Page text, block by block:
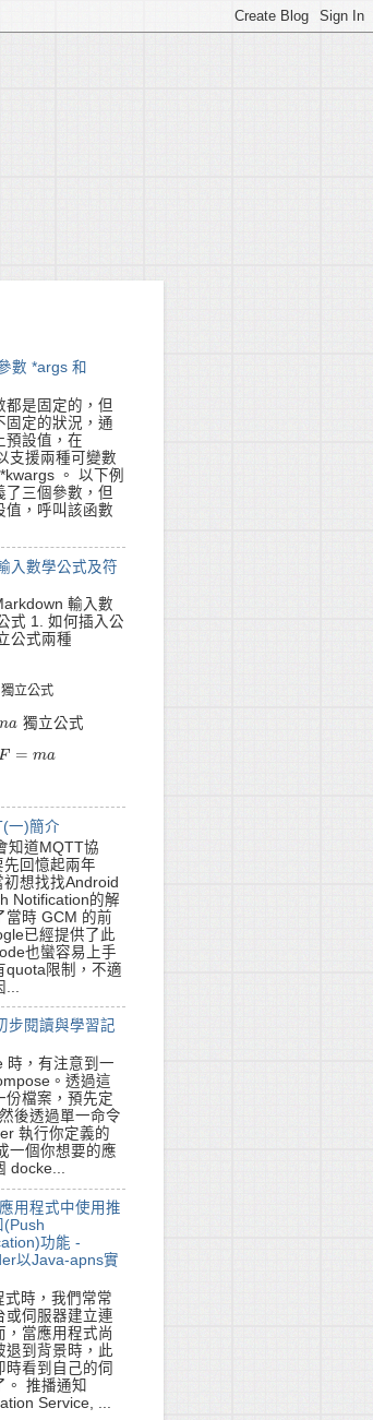
)
數 *args 和
都是固定的，但
固定的狀況，通
預設值，在
支援兩種可變數
。 以下例
了三個參數，但
值，呼叫該函數
入數學公式及符
輸入數
式 1. 如何插入公
公式兩種
獨立公式
公式
a 獨立公式
= ma
a
一)簡介
知道MQTT協
先回憶起兩年
初想找找Android
Notification的解
當時 GCM 的前
已經提供了此
也蠻容易上手
quota限制，不適
步閱讀與學習記
時，有注意到一
。透過這
份檔案，預先定
後透過單一命令
執行你定義的
一個你想要的應
docke...
用程式中使用推
(Push
功能 -
以Java-apns實
式時，我們常常
或伺服器建立連
，當應用程式尚
退到背景時，此
時看到自己的伺
。 推播通知
Service, ...